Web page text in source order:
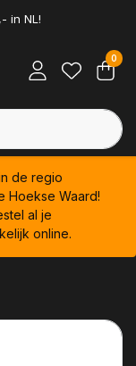
in NL!
0
de regio
Hoekse Waard!
al je
online.